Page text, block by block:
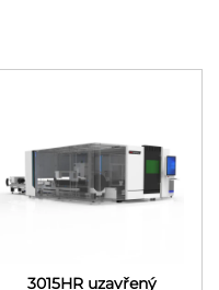
3015HR uzavřený